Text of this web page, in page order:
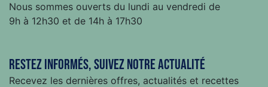
Nous sommes ouverts du lundi au vendredi de
9h à 12h30 et de 14h à 17h30
Restez informés, suivez notre actualité
Recevez les dernières offres, actualités et recettes